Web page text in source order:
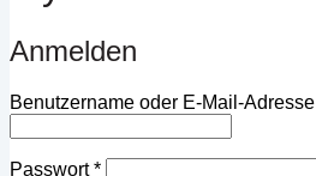
Anmelden
Benutzername oder E-Mail-Adresse
Passwort*Erforderlich